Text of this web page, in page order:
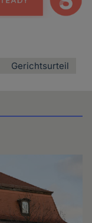
Gerichtsurteil